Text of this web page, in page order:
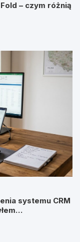
– czym różnią
systemu CRM